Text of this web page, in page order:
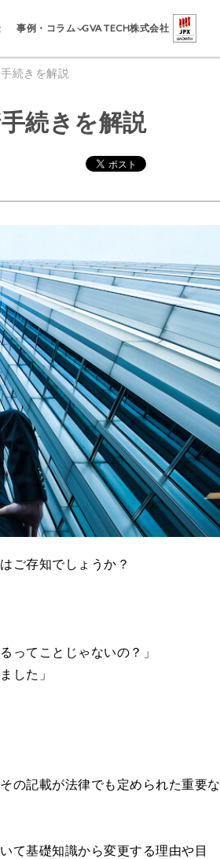
事例・コラム GVA TECH株式会社
続きを解説
続きを解説
ご存知でしょうか？
ってことじゃないの？」
した」
の記載が法律でも定められた重要な
て基礎知識から変更する理由や目